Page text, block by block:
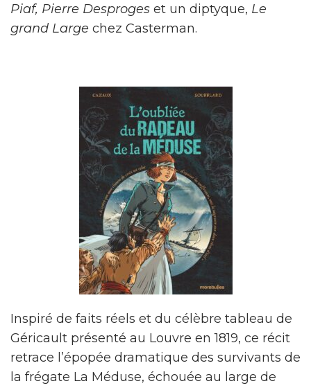
Piaf, Pierre Desproges et un diptyque, Le
grand Large chez Casterman.
Inspiré de faits réels et du célèbre tableau de
Géricault présenté au Louvre en 1819, ce récit
retrace l’épopée dramatique des survivants de
la frégate La Méduse, échouée au large de